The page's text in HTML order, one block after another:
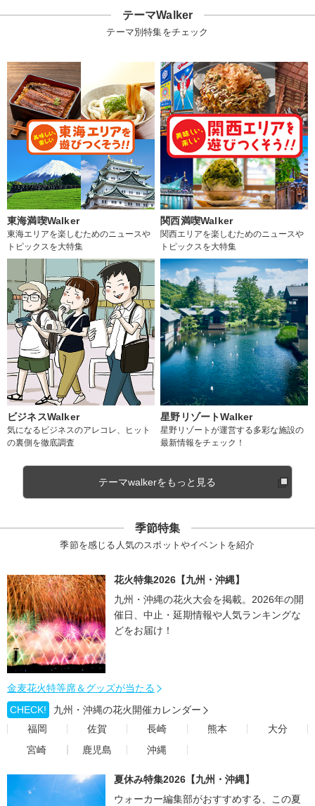
テーマWalker
テーマ別特集をチェック
東海満喫Walker
東海エリアを楽しむためのニュースや
トピックスを大特集
関西満喫Walker
関西エリアを楽しむためのニュースや
トピックスを大特集
ビジネスWalker
気になるビジネスのアレコレ、ヒット
の裏側を徹底調査
星野リゾートWalker
星野リゾートが運営する多彩な施設の
最新情報をチェック！
テーマwalkerをもっと見る
季節特集
季節を感じる人気のスポットやイベントを紹介
花火特集2026【九州・沖縄】
九州・沖縄の花火大会を掲載。2026年の開
催日、中止・延期情報や人気ランキングな
どをお届け！
金麦花火特等席＆グッズが当たる
CHECK!
九州・沖縄の花火開催カレンダー
福岡
佐賀 長崎 熊本
大分
宮崎
鹿児島 沖縄
夏休み特集2026【九州・沖縄】
ウォーカー編集部がおすすめする、この夏